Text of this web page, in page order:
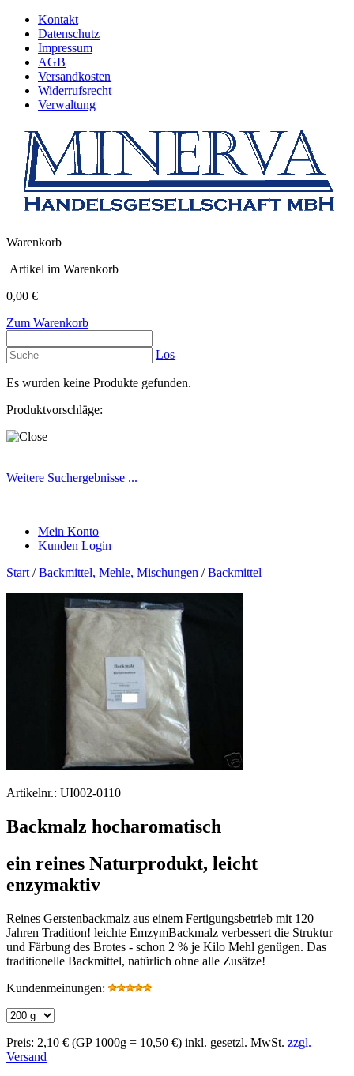
Kontakt
Datenschutz
Impressum
AGB
Versandkosten
Widerrufsrecht
Verwaltung
Warenkorb
Artikel im Warenkorb
0,00 €
Zum Warenkorb
Los
Es wurden keine Produkte gefunden.
Produktvorschläge:
Weitere Suchergebnisse ...
Mein Konto
Kunden Login
Start /Backmittel, Mehle, Mischungen /Backmittel
Artikelnr.: UI002-0110
Backmalz hocharomatisch
ein reines Naturprodukt, leicht
enzymaktiv
Reines Gerstenbackmalz aus einem Fertigungsbetrieb mit 120
Jahren Tradition! leichte EmzymBackmalz verbessert die Struktur
und Färbung des Brotes - schon 2 % je Kilo Mehl genügen. Das
traditionelle Backmittel, natürlich ohne alle Zusätze!
Kundenmeinungen:
Preis: 2,10 € (GP 1000g = 10,50 €) inkl. gesetzl. MwSt. zzgl.
Versand